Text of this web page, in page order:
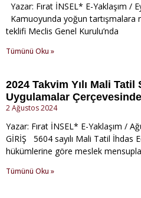
Yazar: Fırat İNSEL* E-Yaklaşım /
Kamuoyunda yoğun tartışmalara
teklifi Meclis Genel Kurulu’nda
Tümünü Oku »
2024 Takvim Yılı Mali
Uygulamalar
2 Ağustos 2024
Yazar: Fırat İNSEL* E-Yaklaşım /
GİRİŞ 5604 sayılı Mali Tatil İhdas
hükümlerine göre meslek
Tümünü Oku »